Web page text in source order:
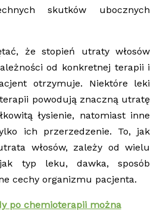
skutków ubocznych
że stopień utraty włosów
od konkretnej terapii i
otrzymuje. Niektóre leki
powodują znaczną utratę
łysienie, natomiast inne
ich przerzedzenie. To, jak
włosów, zależy od wielu
typ leku, dawka, sposób
cechy organizmu pacjenta.
po chemioterapii można